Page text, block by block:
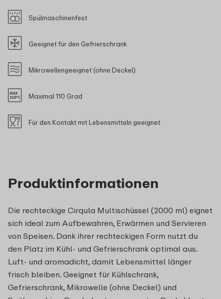
Produktinformationen
Die rechteckige Cirqula Multischüssel (2000 ml) eignet
sich ideal zum Aufbewahren, Erwärmen und Servieren
von Speisen. Dank ihrer rechteckigen Form nutzt du
den Platz im Kühl- und Gefrierschrank optimal aus.
Luft- und aromadicht, damit Lebensmittel länger
frisch bleiben. Geeignet für Kühlschrank,
Gefrierschrank, Mikrowelle (ohne Deckel) und
Spülmaschinenfest
Geeignet für den Gefrierschrank
Mikrowellengeeignet (ohne Deckel)
Maximal 110 Grad
Für den Kontakt mit Lebensmitteln geeignet